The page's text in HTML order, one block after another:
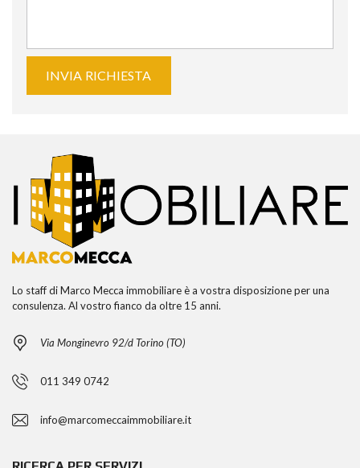
Lo staff di Marco Mecca immobiliare è a vostra disposizione per una
consulenza. Al vostro fianco da oltre 15 anni.
Via Monginevro 92/d Torino (TO)
011 349 0742
info@marcomeccaimmobiliare.it